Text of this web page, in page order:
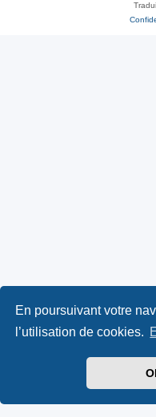
En poursuivant votre
l’utilisation de cookies.